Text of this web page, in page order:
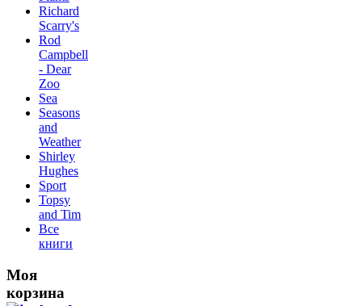
Richard
Scarry's
Rod
Campbell
- Dear
Zoo
Sea
Seasons
and
Weather
Shirley
Hughes
Sport
Topsy
and Tim
Все
книги
Моя
корзина